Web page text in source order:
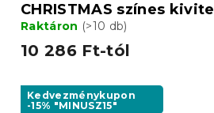
CHRISTMAS színes kivitel
Raktáron (>10 db)
10 286 Ft-tól
Kedvezménykupon
-15% "MINUSZ15"